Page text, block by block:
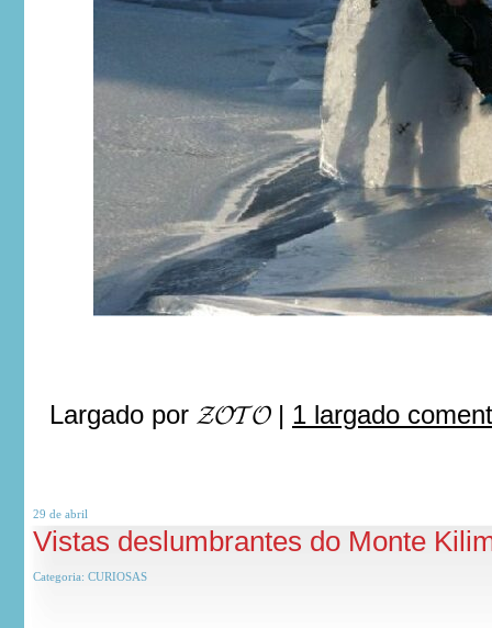
Largado por 𝓩𝓞𝓣𝓞| 1 largado
29 de abril
Vistas deslumbrantes do Monte
Categoria: CURIOSAS